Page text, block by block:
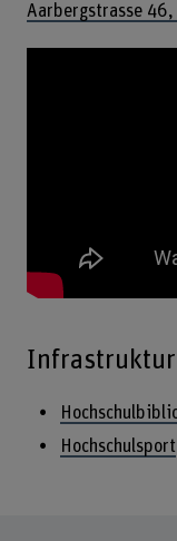
Aarbergstrasse 46,
Infrastruktur
Hochschulsport